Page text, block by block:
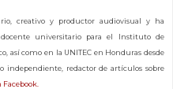
creativo y productor audiovisual y ha
universitario para el Instituto de
así como en la UNITEC en Honduras desde
independiente, redactor de artículos sobre